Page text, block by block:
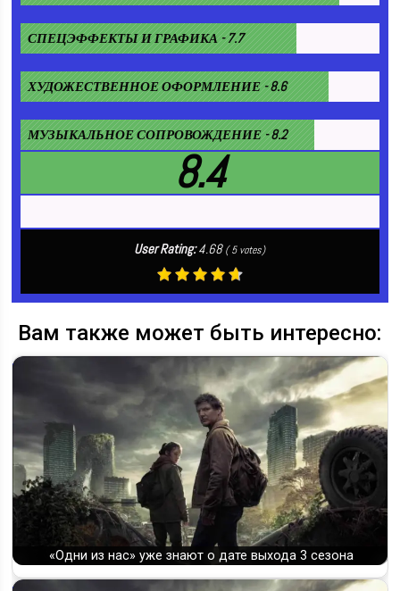
СПЕЦЭФФЕКТЫ И ГРАФИКА - 7.7
ХУДОЖЕСТВЕННОЕ ОФОРМЛЕНИЕ - 8.6
МУЗЫКАЛЬНОЕ СОПРОВОЖДЕНИЕ - 8.2
8.4
User Rating:4.68 (5votes)
Вам также может быть интересно:
«Одни из нас» уже знают о дате выхода 3 сезона